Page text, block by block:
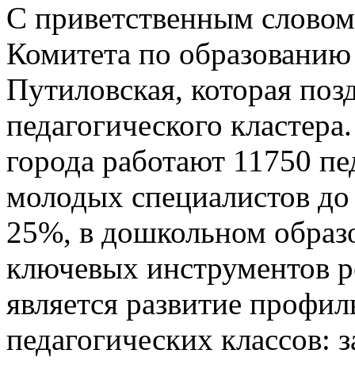
С приветственным
Комитета по
Путиловская, которая
педагогического
города работают 11750
молодых специалистов
25%, в дошкольном
ключевых инструментов
является развитие
педагогических классов: